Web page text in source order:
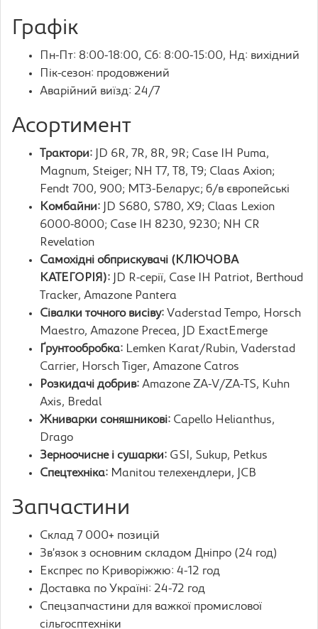
Графік
Пн-Пт: 8:00-18:00, Сб: 8:00-15:00, Нд: вихідний
Пік-сезон: продовжений
Аварійний виїзд: 24/7
Асортимент
Трактори: JD 6R, 7R, 8R, 9R; Case IH Puma,
Magnum, Steiger; NH T7, T8, T9; Claas Axion;
Fendt 700, 900; МТЗ-Беларус; б/в європейські
Комбайни: JD S680, S780, X9; Claas Lexion
6000-8000; Case IH 8230, 9230; NH CR
Revelation
Самохідні обприскувачі (КЛЮЧОВА
КАТЕГОРІЯ): JD R-серії, Case IH Patriot, Berthoud
Tracker, Amazone Pantera
Сівалки точного висіву: Vaderstad Tempo, Horsch
Maestro, Amazone Precea, JD ExactEmerge
Ґрунтообробка: Lemken Karat/Rubin, Vaderstad
Carrier, Horsch Tiger, Amazone Catros
Розкидачі добрив: Amazone ZA-V/ZA-TS, Kuhn
Axis, Bredal
Жниварки соняшникові: Capello Helianthus,
Drago
Зерноочисне і сушарки: GSI, Sukup, Petkus
Спецтехніка: Manitou телехендлери, JCB
Запчастини
Склад 7 000+ позицій
Зв’язок з основним складом Дніпро (24 год)
Експрес по Криворіжжю: 4-12 год
Доставка по Україні: 24-72 год
Спецзапчастини для важкої промислової
сільгосптехніки